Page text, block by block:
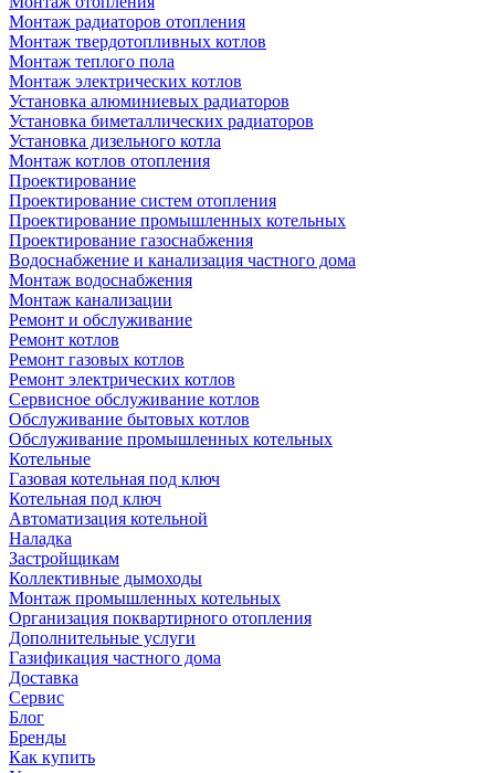
Монтаж радиаторов отопления
Монтаж твердотопливных котлов
Монтаж теплого пола
Монтаж электрических котлов
Установка алюминиевых радиаторов
Установка биметаллических радиаторов
Установка дизельного котла
Монтаж котлов отопления
Проектирование
Проектирование систем отопления
Проектирование промышленных котельных
Проектирование газоснабжения
Водоснабжение и канализация частного дома
Монтаж водоснабжения
Монтаж канализации
Ремонт и обслуживание
Ремонт котлов
Ремонт газовых котлов
Ремонт электрических котлов
Сервисное обслуживание котлов
Обслуживание бытовых котлов
Обслуживание промышленных котельных
Котельные
Газовая котельная под ключ
Котельная под ключ
Автоматизация котельной
Наладка
Застройщикам
Коллективные дымоходы
Монтаж промышленных котельных
Организация поквартирного отопления
Дополнительные услуги
Газификация частного дома
Доставка
Сервис
Блог
Бренды
Как купить